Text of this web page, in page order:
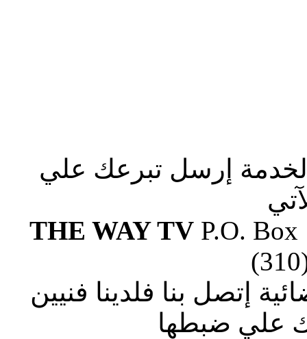
إرسل تبرعك علي
THE WAY TVP.O. Box
إتصل بنا فلدينا فنيين
علي ضبطها